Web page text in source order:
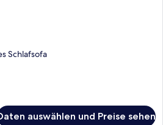
Schlafsofa
auswählen und Preise sehen